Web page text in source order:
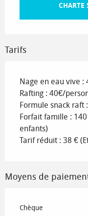
CHARTE
Tarifs
Nage en eau vive :
Rafting : 40€/
Formule snack
Forfait famille :
enfants)
Tarif réduit : 38 €
Moyens de
Chèque